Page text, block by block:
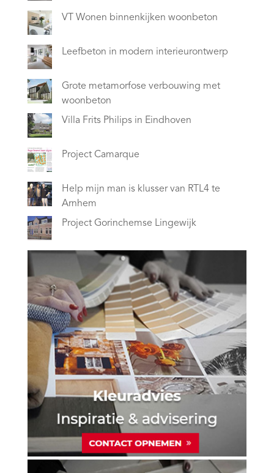
VT Wonen binnenkijken woonbeton
Leefbeton in modern interieurontwerp
Grote metamorfose verbouwing met
woonbeton
Villa Frits Philips in Eindhoven
Project Camarque
Help mijn man is klusser van RTL4 te
Arnhem
Project Gorinchemse Lingewijk